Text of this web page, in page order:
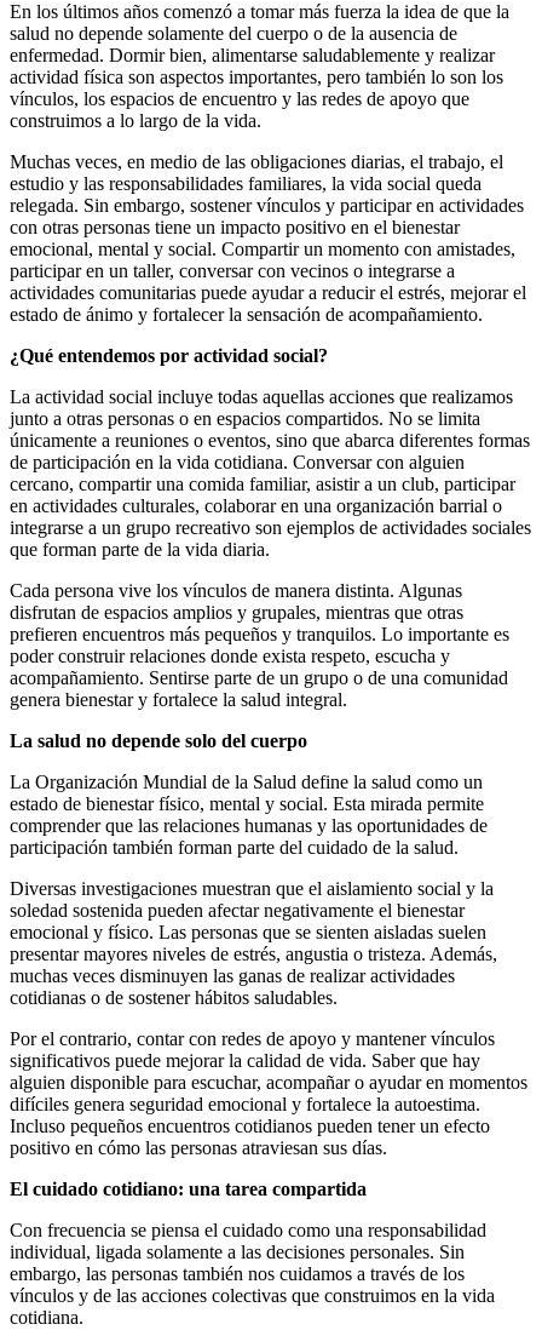
En los últimos años comenzó a tomar más fuerza la idea de que la
salud no depende solamente del cuerpo o de la ausencia de
enfermedad. Dormir bien, alimentarse saludablemente y realizar
actividad física son aspectos importantes, pero también lo son los
vínculos, los espacios de encuentro y las redes de apoyo que
construimos a lo largo de la vida.
Muchas veces, en medio de las obligaciones diarias, el trabajo, el
estudio y las responsabilidades familiares, la vida social queda
relegada. Sin embargo, sostener vínculos y participar en actividades
con otras personas tiene un impacto positivo en el bienestar
emocional, mental y social. Compartir un momento con amistades,
participar en un taller, conversar con vecinos o integrarse a
actividades comunitarias puede ayudar a reducir el estrés, mejorar el
estado de ánimo y fortalecer la sensación de acompañamiento.
¿Qué entendemos por actividad social?
La actividad social incluye todas aquellas acciones que realizamos
junto a otras personas o en espacios compartidos. No se limita
únicamente a reuniones o eventos, sino que abarca diferentes formas
de participación en la vida cotidiana. Conversar con alguien
cercano, compartir una comida familiar, asistir a un club, participar
en actividades culturales, colaborar en una organización barrial o
integrarse a un grupo recreativo son ejemplos de actividades sociales
que forman parte de la vida diaria.
Cada persona vive los vínculos de manera distinta. Algunas
disfrutan de espacios amplios y grupales, mientras que otras
prefieren encuentros más pequeños y tranquilos. Lo importante es
poder construir relaciones donde exista respeto, escucha y
acompañamiento. Sentirse parte de un grupo o de una comunidad
genera bienestar y fortalece la salud integral.
La salud no depende solo del cuerpo
La Organización Mundial de la Salud define la salud como un
estado de bienestar físico, mental y social. Esta mirada permite
comprender que las relaciones humanas y las oportunidades de
participación también forman parte del cuidado de la salud.
Diversas investigaciones muestran que el aislamiento social y la
soledad sostenida pueden afectar negativamente el bienestar
emocional y físico. Las personas que se sienten aisladas suelen
presentar mayores niveles de estrés, angustia o tristeza. Además,
muchas veces disminuyen las ganas de realizar actividades
cotidianas o de sostener hábitos saludables.
Por el contrario, contar con redes de apoyo y mantener vínculos
significativos puede mejorar la calidad de vida. Saber que hay
alguien disponible para escuchar, acompañar o ayudar en momentos
difíciles genera seguridad emocional y fortalece la autoestima.
Incluso pequeños encuentros cotidianos pueden tener un efecto
positivo en cómo las personas atraviesan sus días.
El cuidado cotidiano: una tarea compartida
Con frecuencia se piensa el cuidado como una responsabilidad
individual, ligada solamente a las decisiones personales. Sin
embargo, las personas también nos cuidamos a través de los
vínculos y de las acciones colectivas que construimos en la vida
cotidiana.